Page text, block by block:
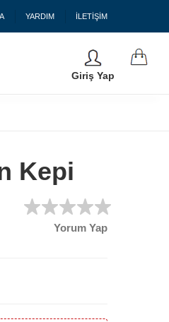
YARDIM İLETİŞİM
Giriş Yap
Kepi
Yorum Yap